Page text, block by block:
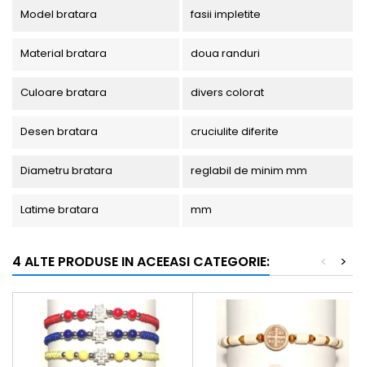
Model bratara fasii impletite
Material bratara doua randuri
Culoare bratara divers colorat
Desen bratara cruciulite diferite
Diametru bratara reglabil de minim mm
Latime bratara mm
4 ALTE PRODUSE IN ACEEASI CATEGORIE: >
<